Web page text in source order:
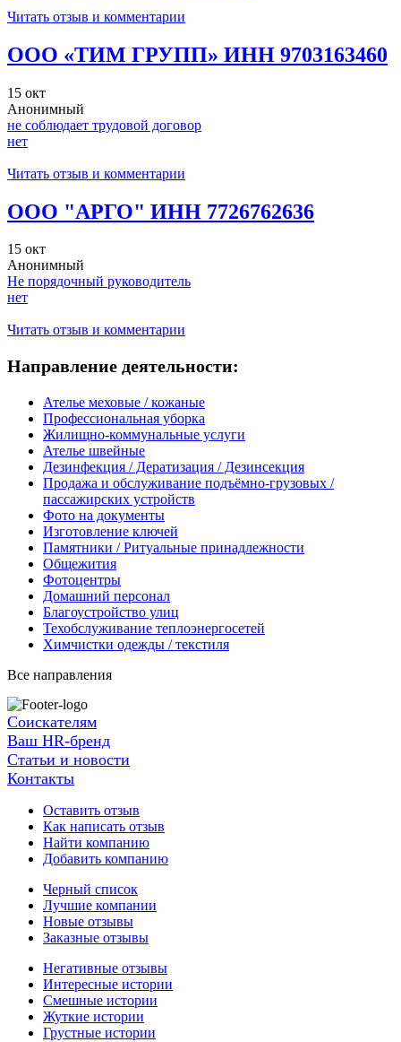
Читать отзыв и комментарии
ООО «ТИМ ГРУПП» ИНН 9703163460
15 окт
Анонимный
не соблюдает трудовой договор
нет
Читать отзыв и комментарии
ООО "АРГО" ИНН 7726762636
15 окт
Анонимный
Не порядочный руководитель
нет
Читать отзыв и комментарии
Направление деятельности:
Ателье меховые / кожаные
Профессиональная уборка
Жилищно-коммунальные услуги
Ателье швейные
Дезинфекция / Дератизация / Дезинсекция
Продажа и обслуживание подъёмно-грузовых /
пассажирских устройств
Фото на документы
Изготовление ключей
Памятники / Ритуальные принадлежности
Общежития
Фотоцентры
Домашний персонал
Благоустройство улиц
Техобслуживание теплоэнергосетей
Химчистки одежды / текстиля
Все направления
Соискателям
Ваш HR-бренд
Статьи и новости
Контакты
Оставить отзыв
Как написать отзыв
Найти компанию
Добавить компанию
Черный список
Лучшие компании
Новые отзывы
Заказные отзывы
Негативные отзывы
Интересные истории
Смешные истории
Жуткие истории
Грустные истории